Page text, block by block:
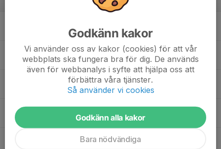
v.34
Tor
Godkänn kakor
Vi använder oss av kakor (cookies) för att vår
webbplats ska fungera bra för dig. De används
även för webbanalys i syfte att hjälpa oss att
förbättra våra tjänster.
Så använder vi cookies
Godkänn alla kakor
Bara nödvändiga